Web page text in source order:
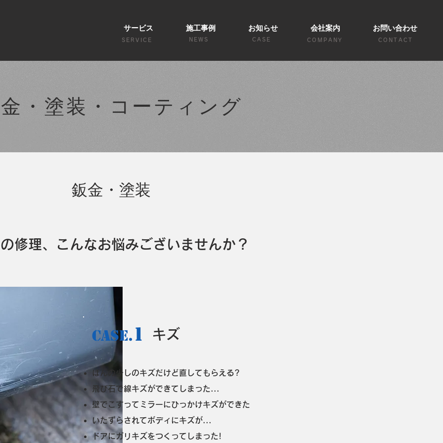
サービス 施工事例 お知らせ 会社案内 お問い合わせ
SERVICE NEWS CASE COMPANY CONTACT
・塗装・コーティング
鈑金・塗装
修理、こんなお悩みございませんか？
CASE.1​ キズ
ほんの少しのキズだけど直してもらえる?
飛び石で線キズができてしまった...
壁でこすってミラーにひっかけキズができた
いたずらされてボディにキズが...
ドアにガリキズをつくってしまった!